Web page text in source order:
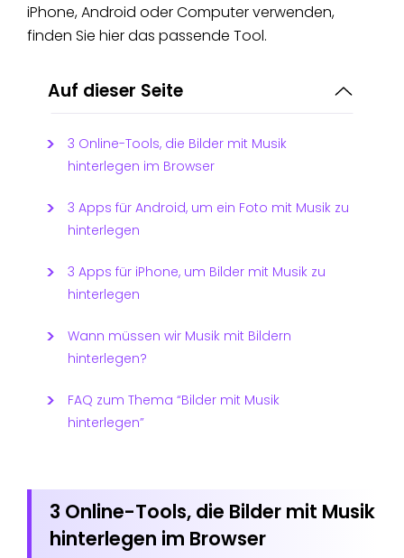
iPhone, Android oder Computer verwenden,
finden Sie hier das passende Tool.
Auf dieser Seite
3 Online-Tools, die Bilder mit Musik
hinterlegen im Browser
3 Apps für Android, um ein Foto mit Musik zu
hinterlegen
3 Apps für iPhone, um Bilder mit Musik zu
hinterlegen
Wann müssen wir Musik mit Bildern
hinterlegen​?
FAQ zum Thema “Bilder mit Musik
hinterlegen”
3 Online-Tools, die Bilder mit Musik
hinterlegen im Browser